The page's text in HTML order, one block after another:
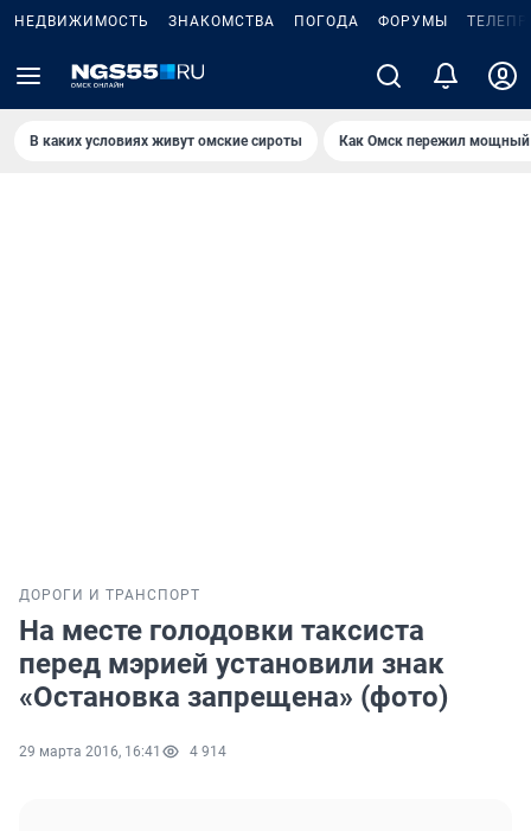
НЕДВИЖИМОСТЬ ЗНАКОМСТВА ПОГОДА ФОРУМЫ
В каких условиях живут омские сироты Как Омск пережил мощный
ДОРОГИ И ТРАНСПОРТ
На месте голодовки таксиста
перед мэрией установили знак
«Остановка запрещена» (фото)
29 марта 2016, 16:41 4 914